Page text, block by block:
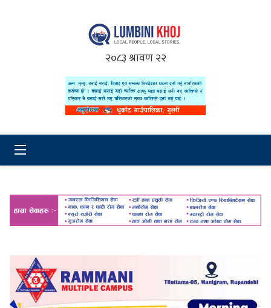
२०८३ श्रावण २२